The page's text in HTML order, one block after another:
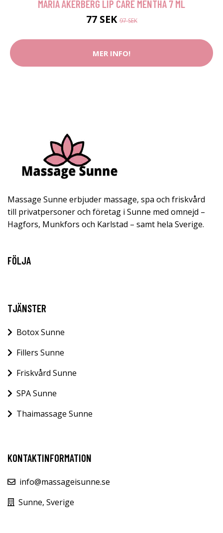
MARIA ÅKERBERG LIP CARE MENTHA 7 ML
77 SEK97 SEK
MER INFO!
Massage Sunne erbjuder massage, spa och friskvård
till privatpersoner och företag i Sunne med omnejd –
Hagfors, Munkfors och Karlstad – samt hela Sverige.
FÖLJA
TJÄNSTER
Botox Sunne
Fillers Sunne
Friskvård Sunne
SPA Sunne
Thaimassage Sunne
KONTAKTINFORMATION
info@massageisunne.se
Sunne, Sverige